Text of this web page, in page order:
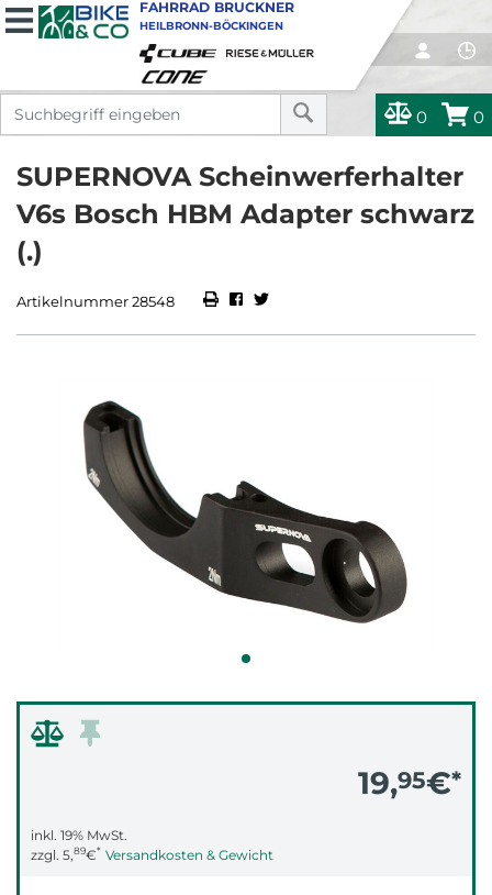
0 0
FAHRRAD BRUCKNER
HEILBRONN-BÖCKINGEN
SUPERNOVA Scheinwerferhalter
V6s Bosch HBM Adapter schwarz
(.)
Artikelnummer 28548
19,95€*
inkl. 19% MwSt.
zzgl. 5,89€* Versandkosten & Gewicht